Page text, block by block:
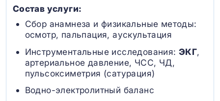
Состав услуги:
Сбор анамнеза и физикальные методы:
осмотр, пальпация, аускультация
Инструментальные исследования: ЭКГ,
артериальное давление, ЧСС, ЧД,
пульсоксиметрия (сатурация)
Водно-электролитный баланс